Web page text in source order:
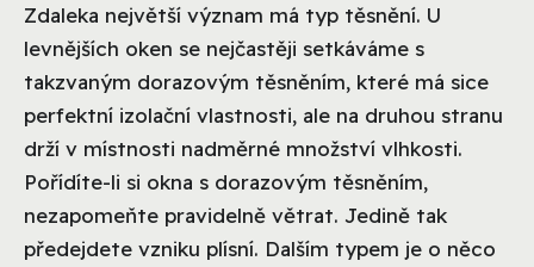
Zdaleka největší význam má typ těsnění. U
levnějších oken se nejčastěji setkáváme s
takzvaným dorazovým těsněním, které má sice
perfektní izolační vlastnosti, ale na druhou stranu
drží v místnosti nadměrné množství vlhkosti.
Pořídíte-li si okna s dorazovým těsněním,
nezapomeňte pravidelně větrat. Jedině tak
předejdete vzniku plísní. Dalším typem je o něco